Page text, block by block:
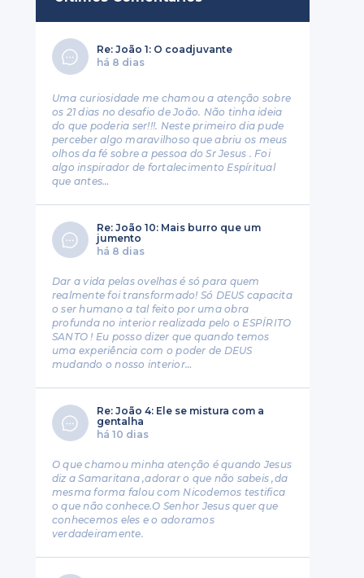
Re: João 1: O coadjuvante
há 8 dias
Uma curiosidade me chamou a atenção sobre
os 21 dias no desafio de João. Não tinha ideia
do que poderia ser!!!. Neste primeiro dia pude
perceber algo maravilhoso que abriu os meus
olhos da fé sobre a pessoa do Sr Jesus . Foi
algo inspirador de fortalecimento Espíritual
que antes…
Re: João 10: Mais burro que um
jumento
há 8 dias
Dar a vida pelas ovelhas é só para quem
realmente foi transformado! Só DEUS capacita
o ser humano a tal feito por uma obra
profunda no interior realizada pelo o ESPÍRITO
SANTO ! Eu posso dizer que quando temos
uma experiência com o poder de DEUS
mudando o nosso interior…
Re: João 4: Ele se mistura com a
gentalha
há 10 dias
O que chamou minha atenção é quando Jesus
diz a Samaritana ,adorar o que não sabeis ,da
mesma forma falou com Nicodemos testifica
o que não conhece.O Senhor Jesus quer que
conhecemos eles e o adoramos
verdadeiramente.